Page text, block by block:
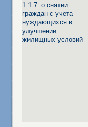
1.1.7. о снятии
граждан с учета
нуждающихся в
улучшении
жилищных условий